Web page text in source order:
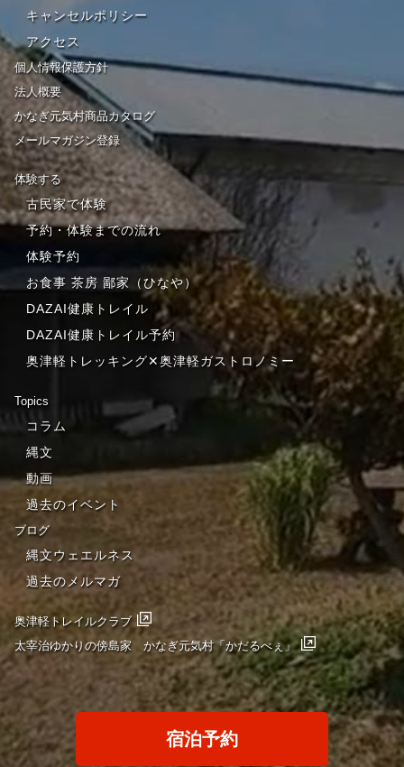
キャンセルポリシー
アクセス
個人情報保護方針
法人概要
かなぎ元気村商品カタログ
メールマガジン登録
体験する
古民家で体験
予約・体験までの流れ
体験予約
お食事 茶房 鄙家（ひなや）
DAZAI健康トレイル
DAZAI健康トレイル予約
奥津軽トレッキング✕奥津軽ガストロノミー
Topics
コラム
縄文
動画
過去のイベント
ブログ
縄文ウェエルネス
過去のメルマガ
奥津軽トレイルクラブ
太宰治ゆかりの傍島家 かなぎ元気村「かだるべぇ」
宿泊予約